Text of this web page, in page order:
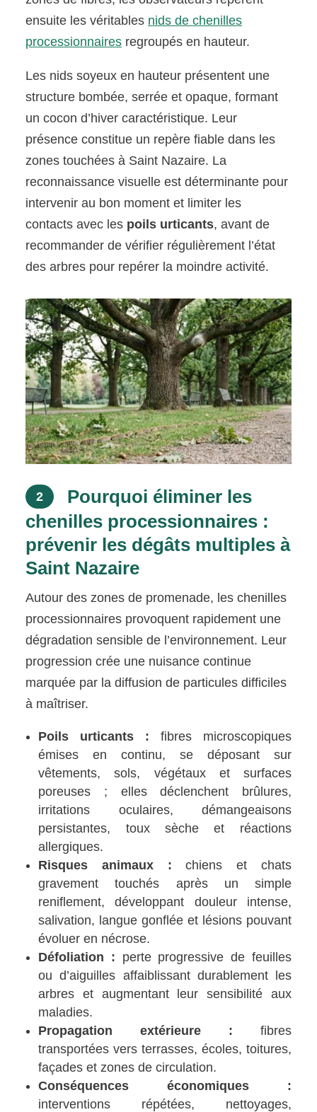
ensuite les véritables nids de chenilles
processionnaires regroupés en hauteur.
Les nids soyeux en hauteur présentent une
structure bombée, serrée et opaque, formant
un cocon d’hiver caractéristique. Leur
présence constitue un repère fiable dans les
zones touchées à Saint Nazaire. La
reconnaissance visuelle est déterminante pour
intervenir au bon moment et limiter les
contacts avec les poils urticants, avant de
recommander de vérifier régulièrement l’état
des arbres pour repérer la moindre activité.
2
Pourquoi éliminer les
chenilles processionnaires :
prévenir les dégâts multiples à
Saint Nazaire
Autour des zones de promenade, les chenilles
processionnaires provoquent rapidement une
dégradation sensible de l’environnement. Leur
progression crée une nuisance continue
marquée par la diffusion de particules difficiles
à maîtriser.
Poils urticants : fibres microscopiques
émises en continu, se déposant sur
vêtements, sols, végétaux et surfaces
poreuses ; elles déclenchent brûlures,
irritations oculaires, démangeaisons
persistantes, toux sèche et réactions
allergiques.
Risques animaux : chiens et chats
gravement touchés après un simple
reniflement, développant douleur intense,
salivation, langue gonflée et lésions pouvant
évoluer en nécrose.
Défoliation : perte progressive de feuilles
ou d’aiguilles affaiblissant durablement les
arbres et augmentant leur sensibilité aux
maladies.
Propagation extérieure : fibres
transportées vers terrasses, écoles, toitures,
façades et zones de circulation.
Conséquences économiques :
interventions répétées, nettoyages,